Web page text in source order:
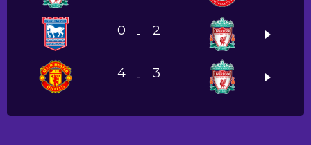
0 - 2
4 - 3